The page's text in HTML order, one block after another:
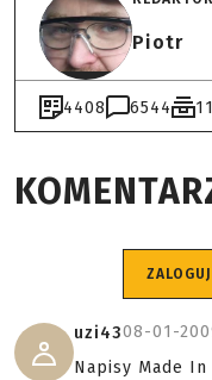
Piotr
4408 6544 11
uzi4308-01-
Napisy Made